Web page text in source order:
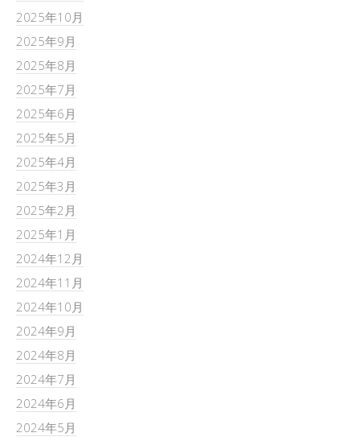
2025年10月
2025年9月
2025年8月
2025年7月
2025年6月
2025年5月
2025年4月
2025年3月
2025年2月
2025年1月
2024年12月
2024年11月
2024年10月
2024年9月
2024年8月
2024年7月
2024年6月
2024年5月